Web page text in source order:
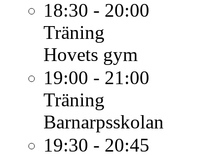
18:30 - 20:00
Träning
Hovets gym
19:00 - 21:00
Träning
Barnarpsskolan
19:30 - 20:45